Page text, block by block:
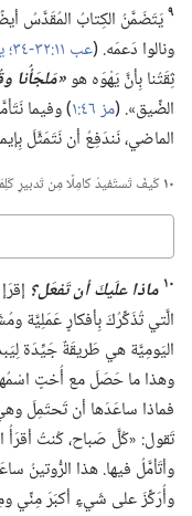
٩يَتَضَمَّنُ الكِتابُ المُقَدَّسُ
ونالوا دَعمَه.‏ (‏عب ١١:‏٣٢-‏٣٤؛‏
ثِقَتُنا بِأنَّ يَهْوَه هو‏«مَلجَأُنا
الضِّيق».‏ (‏مز ٤٦:‏١
‏)‏ وفيما
الماضي،‏ نَندَفِعُ أن نَتَمَثَّلَ
١٠كَيفَ تَستَفيدُ كامِلًا مِن تَدبيرِ
١٠ ماذا علَيكَ أن تَفعَل؟‏
الَّتي تُذَكِّرُكَ بِأفكارٍ عَمَلِيَّة
اليَومِيَّة هي طَريقَةٌ جَيِّدَة
وهذا ما حَصَلَ مع أُختٍ
فماذا ساعَدَها أن تَحتَمِلَ
تَقول:‏ «كُلَّ صَباح،‏ كُنتُ أقرَأُ
وأتَأمَّلُ فيها.‏ هذا الرُّوتينُ
وأُرَكِّزَ على شَيءٍ أكبَرَ مِنِّي